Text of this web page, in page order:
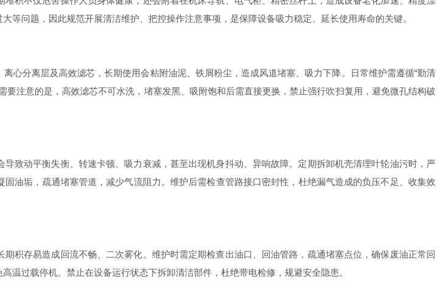
问题，因此规范开展清洁维护、把控操作注意事项，是保障设备吸力稳定、延长使用寿命的关键。
分离层及高效滤芯，长期使用会粘附油泥、铁屑粉尘，造成风道堵塞、吸力下降。日常维护需遵循“勤清
注意的是，高效滤芯不可水洗，堵塞发黑、吸附饱和后需直接更换，禁止强行吹扫复用，避免微孔结构破
动平衡失衡、转速卡顿、吸力衰减，甚至出现机身抖动、异响故障。定期拆卸机壳清理叶轮油污时，严
油垢，疏通堵塞管道，减少气流阻力。维护后需检查管路接口密封性，杜绝漏气造成的负压不足、收集效
存易造成回流不畅、二次雾化。维护时需定期检查出油口、回油管路，疏通堵塞点位，确保废油正常回
过载停机。禁止在设备运行状态下拆卸清洁部件，杜绝带电检修，规避安全隐患。